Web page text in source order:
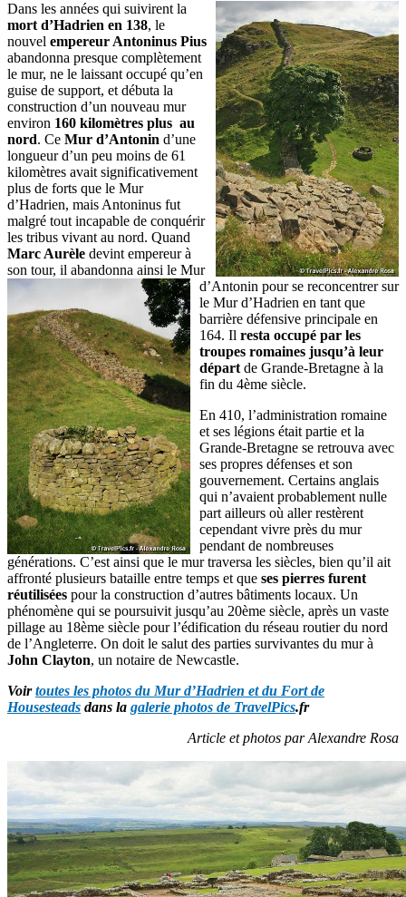
Dans les années qui suivirent la
mort d’Hadrien en 138, le
nouvel empereur Antoninus Pius
abandonna presque complètement
le mur, ne le laissant occupé qu’en
guise de support, et débuta la
construction d’un nouveau mur
environ 160 kilomètres plus au
nord. Ce Mur d’Antonin d’une
longueur d’un peu moins de 61
kilomètres avait significativement
plus de forts que le Mur
d’Hadrien, mais Antoninus fut
malgré tout incapable de conquérir
les tribus vivant au nord. Quand
Marc Aurèle devint empereur à
son tour, il abandonna ainsi le Mur
d’Antonin pour se reconcentrersur
le Mur d’Hadrien en tant que
barrière défensive principale en
164. Il resta occupé par les
troupes romaines jusqu’à leur
départ de Grande-Bretagne à la
fin du 4ème siècle.
En 410, l’administration romaine
et ses légions était partie et la
Grande-Bretagne se retrouva avec
ses propres défenses et son
gouvernement. Certains anglais
qui n’avaient probablement nulle
part ailleurs où aller restèrent
cependant vivre près du mur
pendant de nombreuses
générations. C’est ainsi que le mur traversa les siècles, bien qu’il ait
affronté plusieurs bataille entre temps et que ses pierres furent
réutilisées pour la construction d’autres bâtiments locaux. Un
phénomène qui se poursuivit jusqu’au 20ème siècle, après un vaste
pillage au 18ème siècle pour l’édification du réseau routier du nord
de l’Angleterre. On doit le salut des parties survivantes du mur à
John Clayton, un notaire de Newcastle.
Voirtoutes les photos du Mur d’Hadrien et du Fort de
Housesteads dans la galerie photos de TravelPics.fr
Article et photos par Alexandre Rosa